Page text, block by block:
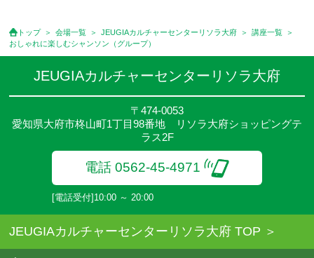
●講座は、月4回(週1回),月3回,2回,1回,臨時講座いろいろあります
のでご確認ください。
●参加人数が一定に満たない場合、体験や講座開講を中止または延
期することがあります。
●その他、詳しい内容については、ご入会時にご説明をさせていた
だきます。
トップ 会場一覧 JEUGIAカルチャーセンターリソラ大府
講座一覧
おしゃれに楽しむシャンソン（グループ）
JEUGIAカルチャーセンターリソラ大府
〒474-0053
愛知県大府市柊山町1丁目98番地 リソラ大府ショッピングテ
ラス2F
電話 0562-45-4971
[電話受付]10:00 ～ 20:00
JEUGIAカルチャーセンターリソラ大府 TOP